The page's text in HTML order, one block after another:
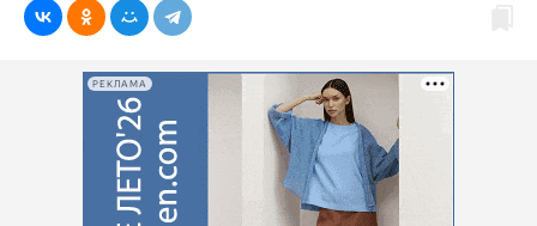
РЕКЛАМА